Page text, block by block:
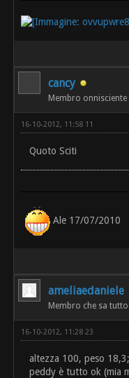
cancy
Membro onnisciente
16-10-2012, 11:58 11
Quoto Sciti
Ale 17/07/2010
ameliaedaniele
Membro che sa tutto
16-10-2012, 11:28 23
altezza 100, peso
peddy è tutto ok (mia